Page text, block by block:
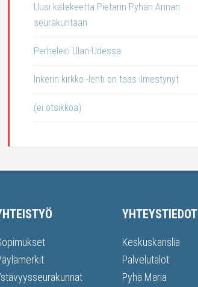
Uusi katekeetta Pietarin Pyhän Annan
seurakuntaan
Perheleiri Ulan-Udessa
Inkerin kirkko -lehti on taas ilmestynyt
(ei otsikkoa)
YHTEYSTIEDOT
Keskuskanslia
Palvelutalot
Pyhä Maria